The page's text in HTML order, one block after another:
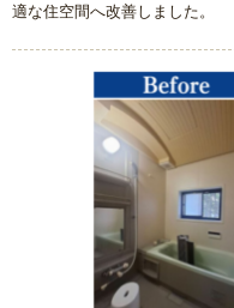
適な住空間へ改善しました。